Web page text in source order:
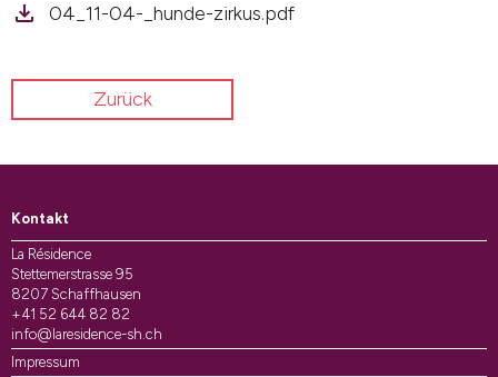
04_11-04-_hunde-zirkus.pdf
Zurück
Kontakt
La Résidence
Stettemerstrasse 95
8207 Schaffhausen
+41 52 644 82 82
info@laresidence-sh.ch
Impressum